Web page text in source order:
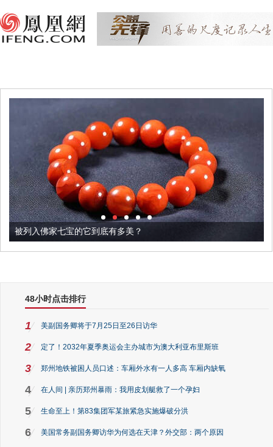
被列入佛家七宝的它到底有多美？
48小时点击排行
1 美副国务卿将于7月25日至26日访华
2 定了！2032年夏季奥运会主办城市为澳大利亚布里斯班
3 郑州地铁被困人员口述：车厢外水有一人多高 车厢内缺氧
4 在人间 | 亲历郑州暴雨：我用皮划艇救了一个孕妇
5 生命至上！第83集团军某旅紧急实施爆破分洪
6 美国常务副国务卿访华为何选在天津？外交部：两个原因